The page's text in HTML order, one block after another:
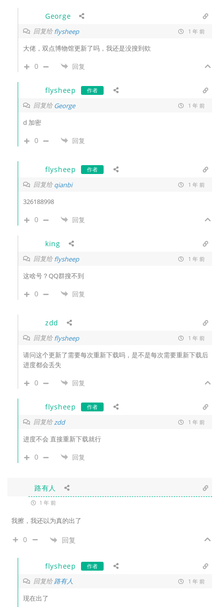
George
回复给flysheep 1 年 前
大佬，双点博物馆更新了吗，我还是没搜到欸
0 回复
flysheep 作者
回复给George 1 年 前
d 加密
0 回复
flysheep 作者
回复给qianbi 1 年 前
326188998
0 回复
king
回复给flysheep 1 年 前
这啥号？QQ群搜不到
0 回复
zdd
回复给flysheep 1 年 前
请问这个更新了需要每次重新下载吗，是不是每次需要重新下载后
进度都会丢失
0 回复
flysheep 作者
回复给zdd 1 年 前
进度不会 直接重新下载就行
0 回复
路有人
1 年 前
我擦，我还以为真的出了
0 回复
flysheep 作者
回复给路有人 1 年 前
现在出了